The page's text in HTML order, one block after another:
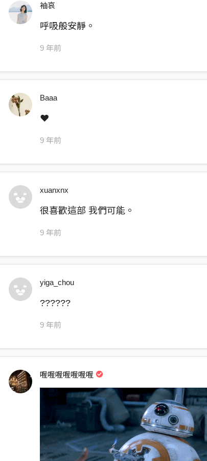
當我掀起了漣漪
我們是遠還是近
袖哀
呼吸般安靜。
9 年前
Baaa
❤
9 年前
xuanxnx
很喜歡這部 我們可能。
9 年前
yiga_chou
??????
9 年前
喔喔喔喔喔喔喔